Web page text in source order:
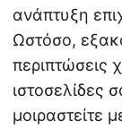
ανάπτυξη
Ωστόσο,
περιπτώσεις
ιστοσελίδες
μοιραστείτε